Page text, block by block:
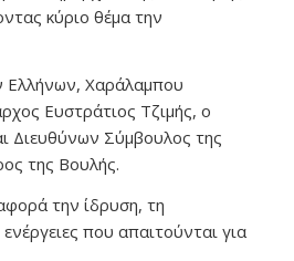
κύριο θέμα την
Ελλήνων, Χαράλαμπου
Ευστράτιος Τζιμής, ο
Διευθύνων Σύμβουλος της
της Βουλής.
την ίδρυση, τη
που απαιτούνται για